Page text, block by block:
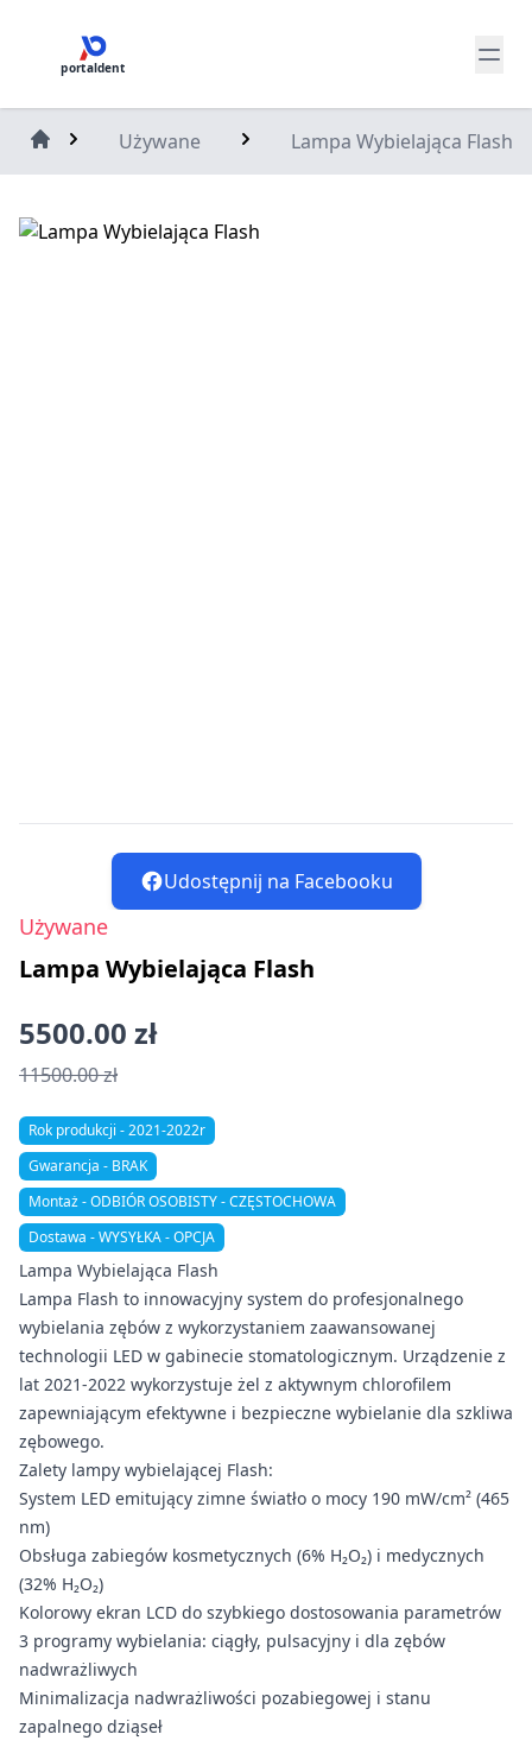
portaldent
Używane Lampa Wybielająca Flash
Udostępnij na Facebooku
Używane
Lampa Wybielająca Flash
5500.00 zł
11500.00 zł
Rok produkcji - 2021-2022r
Gwarancja - BRAK
Montaż - ODBIÓR OSOBISTY - CZĘSTOCHOWA
Dostawa - WYSYŁKA - OPCJA
Lampa Wybielająca Flash
Lampa Flash to innowacyjny system do profesjonalnego
wybielania zębów z wykorzystaniem zaawansowanej
technologii LED w gabinecie stomatologicznym. Urządzenie z
lat 2021-2022 wykorzystuje żel z aktywnym chlorofilem
zapewniającym efektywne i bezpieczne wybielanie dla szkliwa
zębowego.
Zalety lampy wybielającej Flash:
System LED emitujący zimne światło o mocy 190 mW/cm² (465
nm)
Obsługa zabiegów kosmetycznych (6% H₂O₂) i medycznych
(32% H₂O₂)
Kolorowy ekran LCD do szybkiego dostosowania parametrów
3 programy wybielania: ciągły, pulsacyjny i dla zębów
nadwrażliwych
Minimalizacja nadwrażliwości pozabiegowej i stanu
zapalnego dziąseł